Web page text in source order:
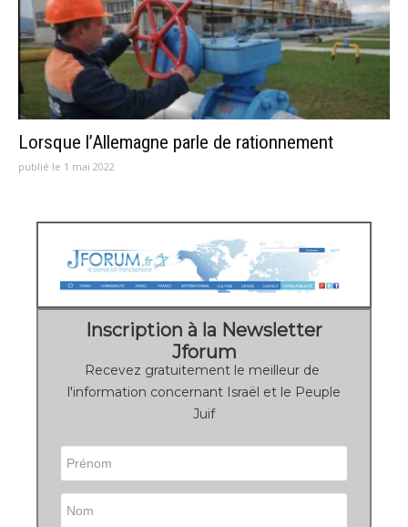
Lorsque l’Allemagne parle de rationnement
publié le 1 mai 2022
Inscription à la Newsletter
Jforum
Recevez gratuitement le meilleur de
l'information concernant Israël et le Peuple
Juif